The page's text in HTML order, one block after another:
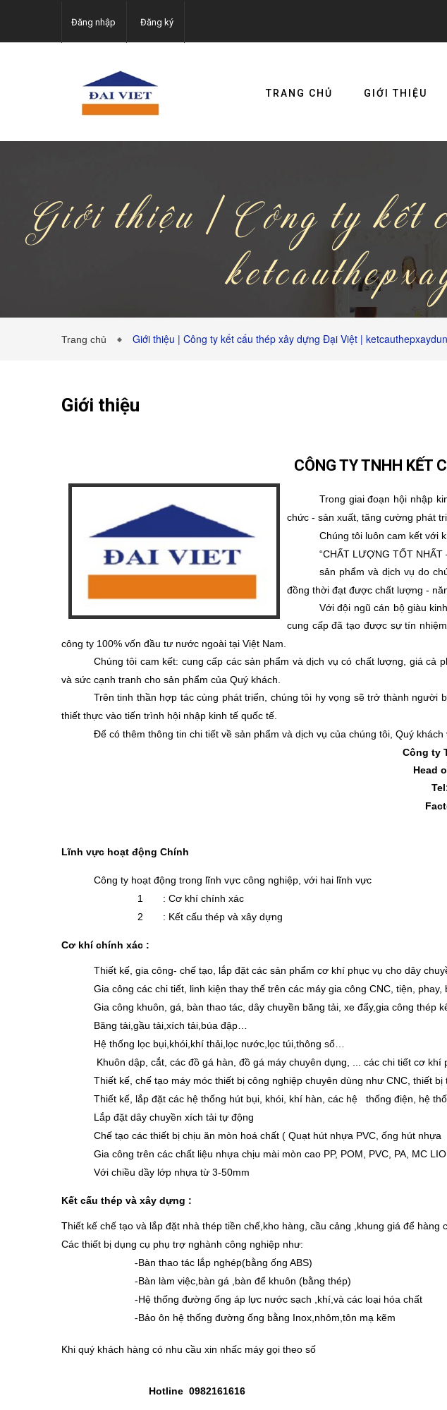
Đăng nhập Đăng ký
TRANG CHỦ GIỚI THIỆU
Giới thiệu | Công ty
Trang chủ Giới thiệu | Công ty kết cấu thép xây dựng Đại Việt |
Giới thiệu
CÔNG TY TNHH KẾT
Trong giai đoạn hội nhập
chức - sản xuất, tăng cường phát
Chúng tôi luôn cam kết với
“CHẤT LƯỢNG TỐT NHẤT
sản phẩm và dịch vụ do
đồng thời đạt được chất lượng -
Với đội ngũ cán bộ giàu
cung cấp đã tạo được sự tín
công ty 100% vốn đầu tư nước ngoài tại Việt Nam.
Chúng tôi cam kết: cung cấp các sản phẩm và dịch vụ có chất lượng, giá
và sức cạnh tranh cho sản phẩm của Quý khách.
Trên tinh thần hợp tác cùng phát triển, chúng tôi hy vọng sẽ trở thành người
thiết thực vào tiến trình hội nhập kinh tế quốc tế.
Để có thêm thông tin chi tiết về sản phẩm và dịch vụ của chúng tôi, Quý khách
Công ty
Head office
Factory:
Lĩnh vực hoạt động Chính
Công ty hoạt động trong lĩnh vực công nghiệp, với hai lĩnh vực
1 : Cơ khí chính xác
2 : Kết cấu thép và xây dựng
Cơ khí chính xác :
Thiết kế, gia công- chế tạo, lắp đặt các sản phẩm cơ khí phục vụ cho dây
Gia công các chi tiết, linh kiện thay thế trên các máy gia công CNC, tiện, phay,
Gia công khuôn, gá, bàn thao tác, dây chuyền băng tải, xe đẩy,gia công thép
Băng tải,gầu tải,xích tải,búa đập…
Hệ thống lọc bụi,khói,khí thải,lọc nước,lọc túi,thông số…
Khuôn dập, cắt, các đồ gá hàn, đồ gá máy chuyên dụng, ... các chi tiết cơ
Thiết kế, chế tạo máy móc thiết bị công nghiệp chuyên dùng như CNC, thiết bị
Thiết kế, lắp đặt các hệ thống hút bụi, khói, khí hàn, các hệ thống điện, hệ
Lắp đặt dây chuyền xích tải tự động
Chế tạo các thiết bị chịu ăn mòn hoá chất ( Quạt hút nhựa PVC, ống hút nhựa
Gia công trên các chất liệu nhựa chịu mài mòn cao PP, POM, PVC, PA, MC
Với chiều dầy lớp nhựa từ 3-50mm
Kết cấu thép và xây dựng :
Thiết kế chế tạo và lắp đặt nhà thép tiền chế,kho hàng, cầu cảng ,khung giá để hàng
Các thiết bị dụng cụ phụ trợ nghành công nghiệp như:
-Bàn thao tác lắp nghép(bằng ống ABS)
-Bàn làm việc,bàn gá ,bàn để khuôn (bằng thép)
-Hệ thống đường ống áp lực nước sạch ,khí,và các loại hóa chất
-Bảo ôn hệ thống đường ống bằng Inox,nhôm,tôn mạ kẽm
Khi quý khách hàng có nhu cầu xin nhấc máy gọi theo số
Hotline 0982161616